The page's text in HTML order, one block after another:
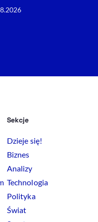
Sekcje
Dzieje się!
Biznes
Analizy
Technologia
Polityka
Świat